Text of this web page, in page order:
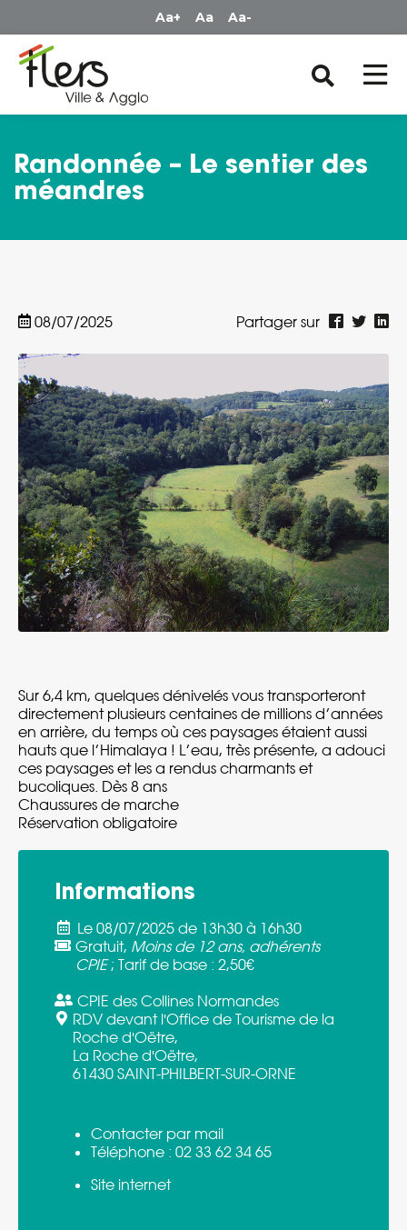
Aa+ Aa Aa-
Randonnée – Le sentier des
méandres
08/07/2025 Partager sur
Sur 6,4 km, quelques dénivelés vous transporteront
directement plusieurs centaines de millions d’années
en arrière, du temps où ces paysages étaient aussi
hauts que l’Himalaya ! L’eau, très présente, a adouci
ces paysages et les a rendus charmants et
bucoliques. Dès 8 ans
Chaussures de marche
Réservation obligatoire
Informations
Le 08/07/2025 de 13h30 à 16h30
Gratuit, Moins de 12 ans, adhérents
CPIE; Tarif de base : 2,50€
CPIE des Collines Normandes
RDV devant l'Office de Tourisme de la
Roche d'Oëtre,
La Roche d'Oëtre,
61430 SAINT-PHILBERT-SUR-ORNE
Contacter par mail
Téléphone : 02 33 62 34 65
Site internet
Panneau de gestion des cookies